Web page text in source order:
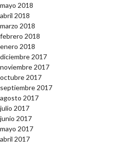
mayo 2018
abril 2018
marzo 2018
febrero 2018
enero 2018
diciembre 2017
noviembre 2017
octubre 2017
septiembre 2017
agosto 2017
julio 2017
junio 2017
mayo 2017
abril 2017